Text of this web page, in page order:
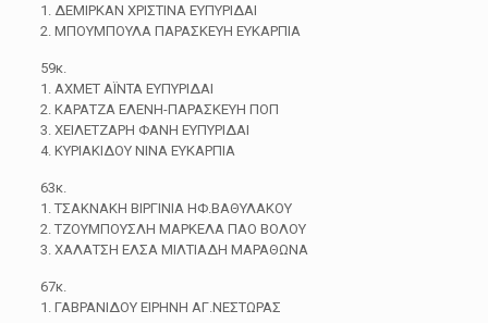
1. ΔΕΜΙΡΚΑΝ ΧΡΙΣΤΙΝΑ ΕΥΠΥΡΙΔΑΙ
2. ΜΠΟΥΜΠΟΥΛΑ ΠΑΡΑΣΚΕΥΗ ΕΥΚΑΡΠΙΑ
59κ.
1. ΑΧΜΕΤ ΑΪΝΤΑ ΕΥΠΥΡΙΔΑΙ
2. ΚΑΡΑΤΖΑ ΕΛΕΝΗ-ΠΑΡΑΣΚΕΥΗ ΠΟΠ
3. ΧΕΙΛΕΤΖΑΡΗ ΦΑΝΗ ΕΥΠΥΡΙΔΑΙ
4. ΚΥΡΙΑΚΙΔΟΥ ΝΙΝΑ ΕΥΚΑΡΠΙΑ
63κ.
1. ΤΣΑΚΝΑΚΗ ΒΙΡΓΙΝΙΑ ΗΦ.ΒΑΘΥΛΑΚΟΥ
2. ΤΖΟΥΜΠΟΥΣΛΗ ΜΑΡΚΕΛΑ ΠΑΟ ΒΟΛΟΥ
3. ΧΑΛΑΤΣΗ ΕΛΣΑ ΜΙΛΤΙΑΔΗ ΜΑΡΑΘΩΝΑ
67κ.
1. ΓΑΒΡΑΝΙΔΟΥ ΕΙΡΗΝΗ ΑΓ.ΝΕΣΤΩΡΑΣ